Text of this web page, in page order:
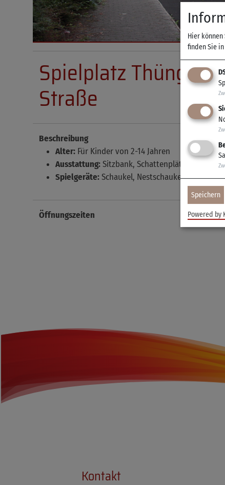
Spielplatz
Straße
Beschreibung
Alter: Für Kinder von 2-14 Jahren
Ausstattung:Sitzbank, Schattenplätze
Spielgeräte:Schaukel, Nestschaukel,
Öffnungszeiten
Kontakt
Hier
finden Sie
Speichern
Powered by